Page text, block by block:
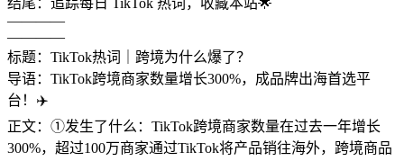
结尾：追踪每日 TikTok 热词，收藏本站🌟
————
————
标题：TikTok热词｜跨境为什么爆了？
导语：TikTok跨境商家数量增长300%，成品牌出海首选平
台！✈️
正文：①发生了什么：TikTok跨境商家数量在过去一年增长
300%，超过100万商家通过TikTok将产品销往海外，跨境商品